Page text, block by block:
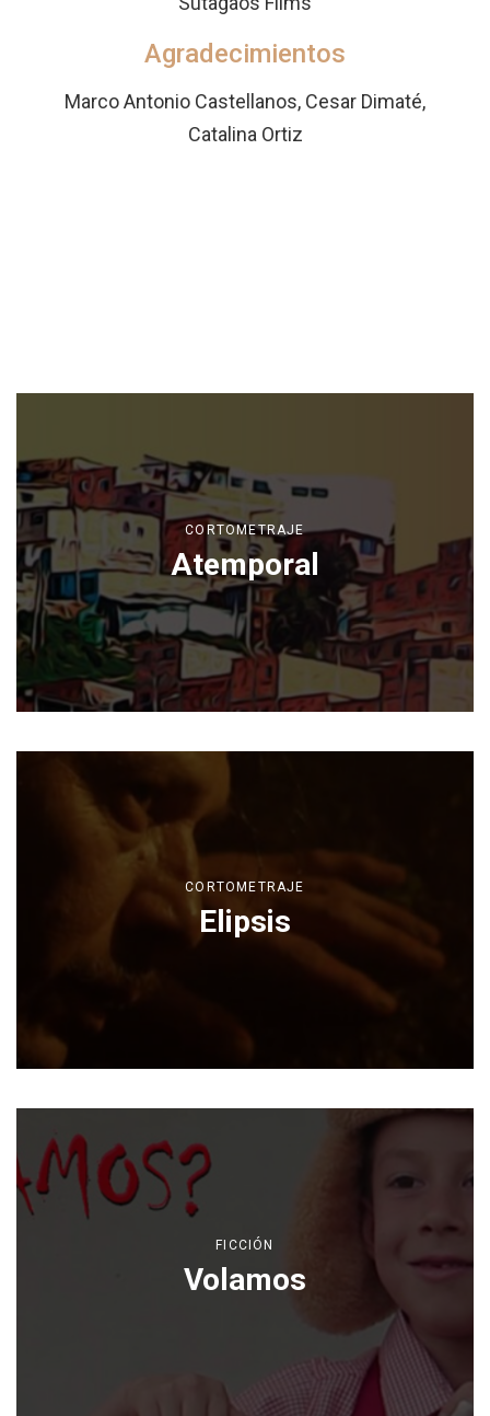
Agradecimientos
Marco Antonio Castellanos, Cesar Dimaté,
Catalina Ortiz
CORTOMETRAJE
Atemporal
CORTOMETRAJE
Elipsis
FICCIÓN
Volamos